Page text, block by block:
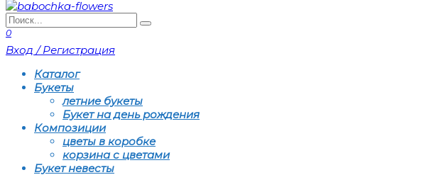
Search
for:
0
Вход / Регистрация
Каталог
Букеты
летние букеты
Букет на день рождения
Композиции
цветы в коробке
корзина с цветами
Букет невесты